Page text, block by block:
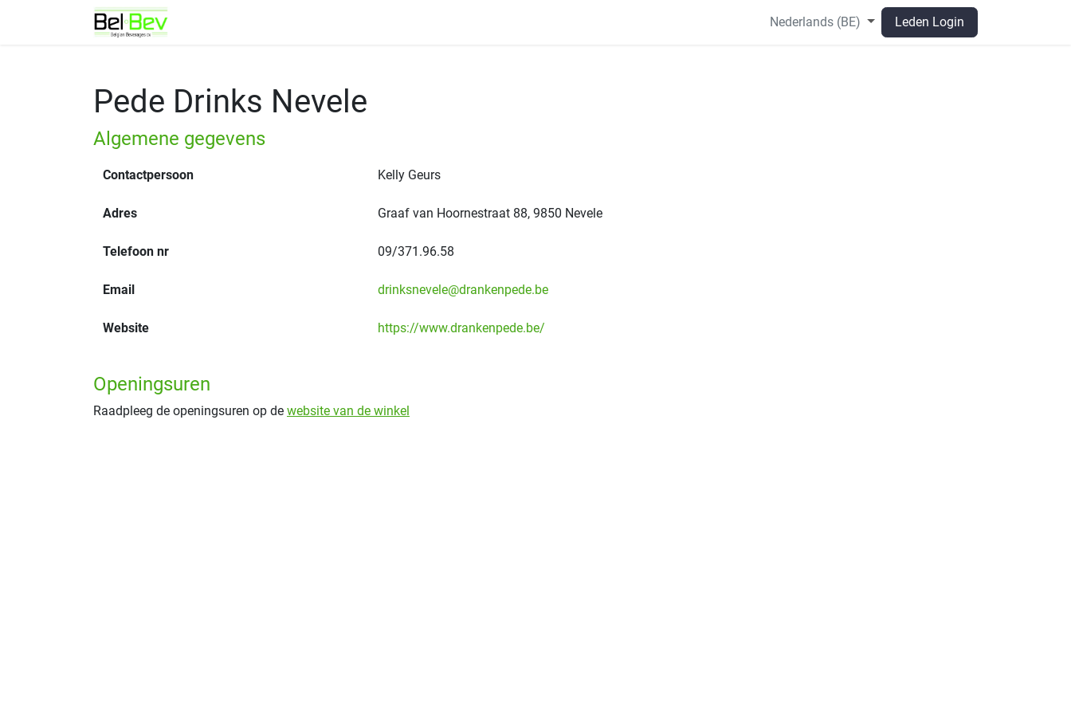
Overslaan naar inhoud
Nederlands (BE) Leden Login
Pede Drinks Nevele
Algemene gegevens
Contactpersoon Kelly Geurs
Adres Graaf van Hoornestraat 88, 9850 Nevele
Telefoon nr 09/371.96.58
Email drinksnevele@drankenpede.be
Website https://www.drankenpede.be/
Openingsuren
Raadpleeg de openingsuren op de website van de winkel